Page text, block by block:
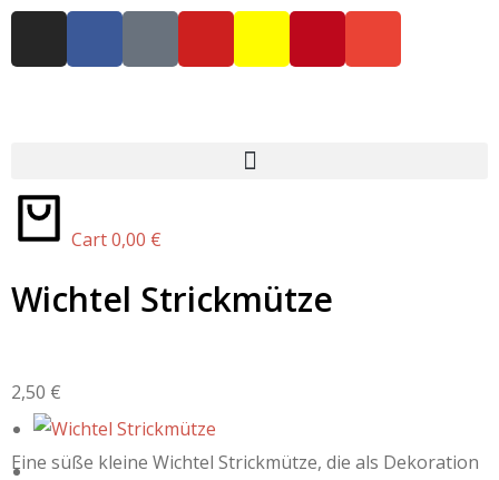
Cart0,00 €
Wichtel Strickmütze
2,50 €
Eine süße kleine Wichtel Strickmütze, die als Dekoration